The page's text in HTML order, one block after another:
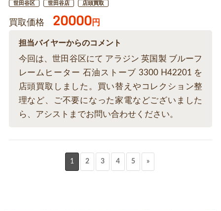
世田谷区 世田谷店 店頭買取
買取価格 20000円
担当バイヤーからのコメント
今回は、世田谷区にて アラジン 英国製 ブルーフ
レームヒーター 石油ストーブ 3300 H42201 を
店頭買取しました。買い替えやコレクション整
理など、ご不要になった家電などございました
ら、アシストまでお問い合わせください。
1 2 3 4 5 »